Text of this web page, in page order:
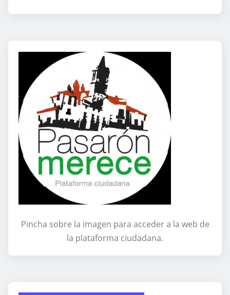
Pincha sobre la imagen para acceder a la web de
la plataforma ciudadana.